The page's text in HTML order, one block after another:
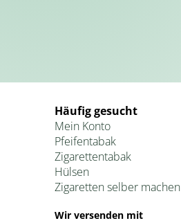
Häufig gesucht
Mein Konto
Pfeifentabak
Zigarettentabak
Hülsen
Zigaretten selber machen
Wir versenden mit